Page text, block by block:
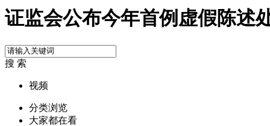
证监会公布今年首例虚假陈述
搜 索
视频
分类浏览
大家都在看